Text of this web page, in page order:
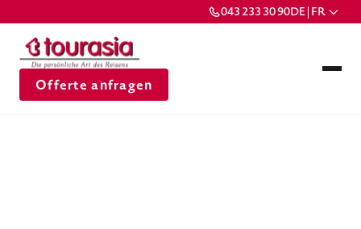
043 233 30 90DE | FR
Offerte anfragen